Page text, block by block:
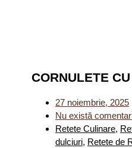
CORNULETE
27 noiembrie, 2025
Nu există
Retete Culinare,
dulciuri, Retete de